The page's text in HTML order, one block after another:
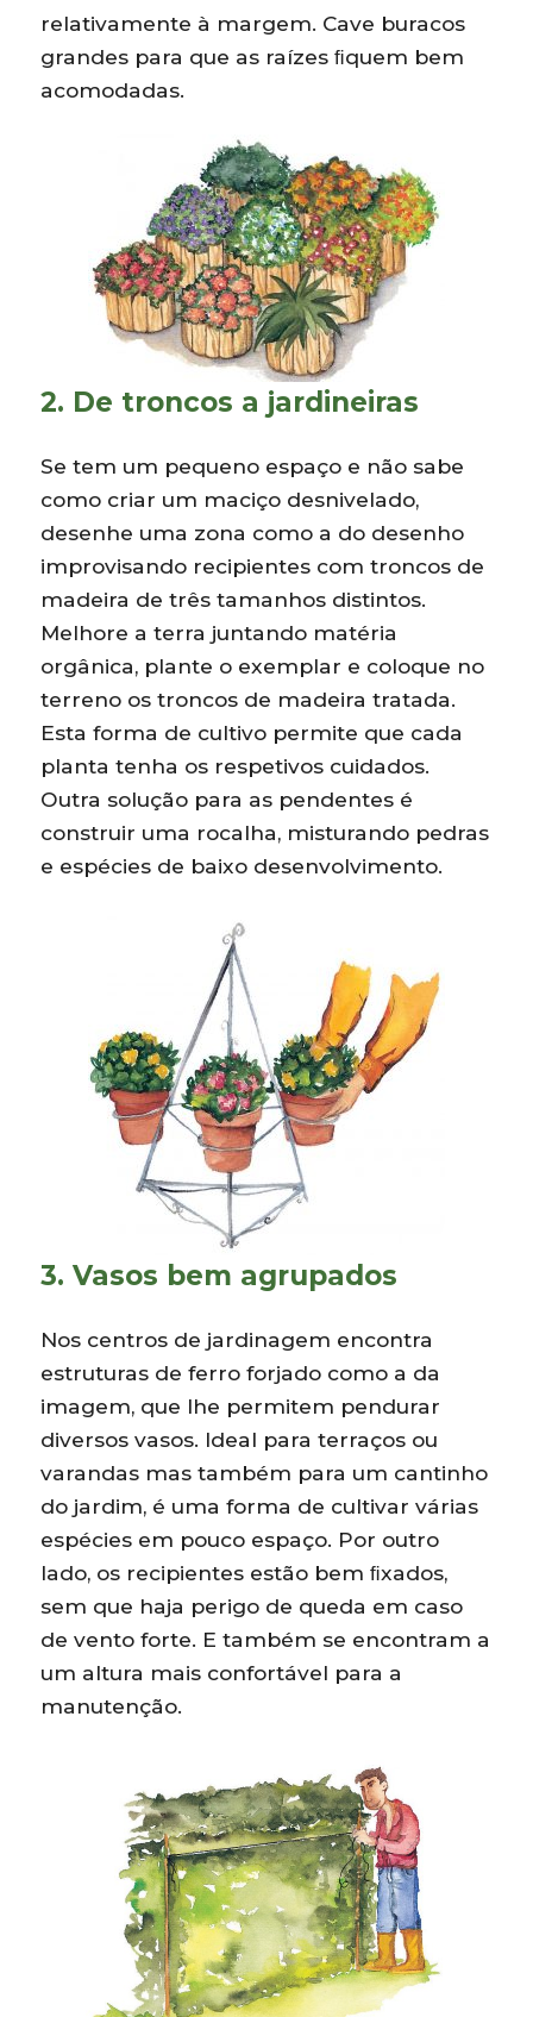
relativamente à margem. Cave buracos
grandes para que as raízes ﬁquem bem
acomodadas.
2. De troncos a jardineiras
Se tem um pequeno espaço e não sabe
como criar um maciço desnivelado,
desenhe uma zona como a do desenho
improvisando recipientes com troncos de
madeira de três tamanhos distintos.
Melhore a terra juntando matéria
orgânica, plante o exemplar e coloque no
terreno os troncos de madeira tratada.
Esta forma de cultivo permite que cada
planta tenha os respetivos cuidados.
Outra solução para as pendentes é
construir uma rocalha, misturando pedras
e espécies de baixo desenvolvimento.
3. Vasos bem agrupados
Nos centros de jardinagem encontra
estruturas de ferro forjado como a da
imagem, que lhe permitem pendurar
diversos vasos. Ideal para terraços ou
varandas mas também para um cantinho
do jardim, é uma forma de cultivar várias
espécies em pouco espaço. Por outro
lado, os recipientes estão bem ﬁxados,
sem que haja perigo de queda em caso
de vento forte. E também se encontram a
um altura mais confortável para a
manutenção.